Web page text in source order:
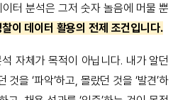
터 분석은 그저 숫자 놀음에 머물 뿐
이 데이터 활용의 전제 조건입니다.
자체가 목적이 아닙니다. 내가 알던
것을 ‘파악’하고, 몰랐던 것을 ‘발견’하